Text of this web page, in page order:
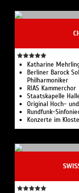
Katharine
Berliner Barock
Philharmoniker
RIAS Kammerchor
Staatskapelle
Original Hoch-
Rundfunk-
Konzerte im